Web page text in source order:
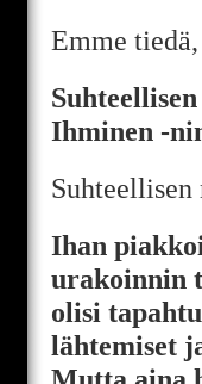
Emme
Ihminen -
Ihan
urakoinnin
olisi
lähtemiset